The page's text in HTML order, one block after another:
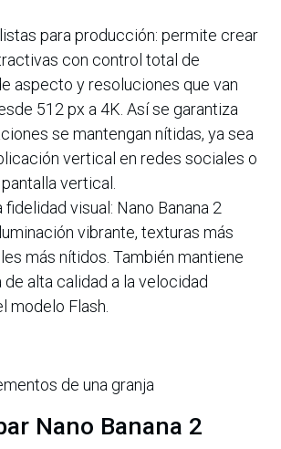
para producción: permite crear
con control total de
aspecto y resoluciones que van
512 px a 4K. Así se garantiza
se mantengan nítidas, ya sea
vertical en redes sociales o
vertical.
visual: Nano Banana 2
vibrante, texturas más
más nítidos. También mantiene
alta calidad a la velocidad
modelo Flash.
de una granja
Nano Banana 2